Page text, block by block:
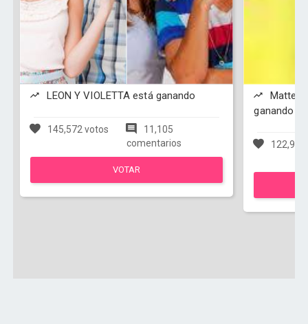
LEON Y VIOLETTA está ganando
145,572 votos
11,105
comentarios
VOTAR
Matteo
ganando